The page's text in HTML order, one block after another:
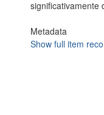
significativamente
Metadata
Show full item